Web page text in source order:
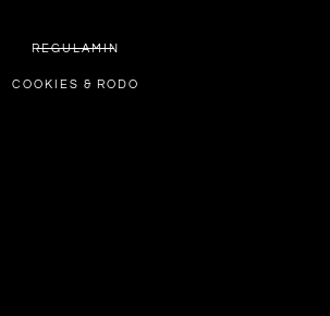
REGULAMIN
COOKIES & RODO